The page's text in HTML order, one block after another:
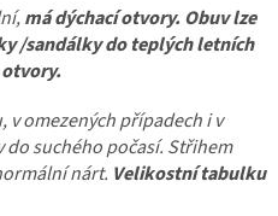
má dýchací otvory. Obuv lze
/sandálky do teplých letních
omezených případech i v
suchého počasí. Střihem
nárt. Velikostní tabulku